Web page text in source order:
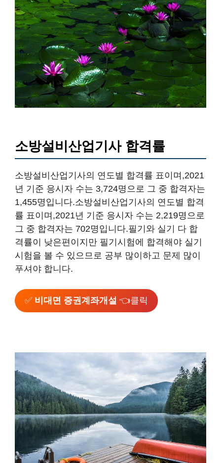
소방설비산업기사 합격률
소방설비산업기사의 연도별 합격률 표이며,2021
년 기준 응시자 수는 3,724명으로 그 중 합격자는
1,455명입니다.소방설비산업기사의 연도별 합격
률 표이며,2021년 기준 응시자 수는 2,219명으로
그 중 합격자는 702명입니다.필기와 실기 다 합
격률이 낮은편이지만 필기시험에 합격해야 실기
시험을 볼 수 있으므로 공부 많이하고 문제 많이
푸셔야 합니다.
✅ 비대면 증권계좌개설 👈클릭